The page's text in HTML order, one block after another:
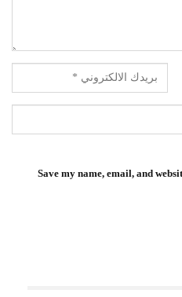
Save my name, email, and